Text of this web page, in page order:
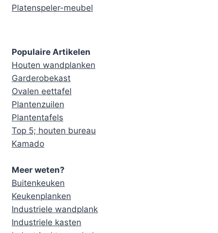
Platenspeler-meubel
Populaire Artikelen
Houten wandplanken
Garderobekast
Ovalen eettafel
Plantenzuilen
Plantentafels
Top 5; houten bureau
Kamado
Meer weten?
Buitenkeuken
Keukenplanken
Industriele wandplank
Industriele kasten